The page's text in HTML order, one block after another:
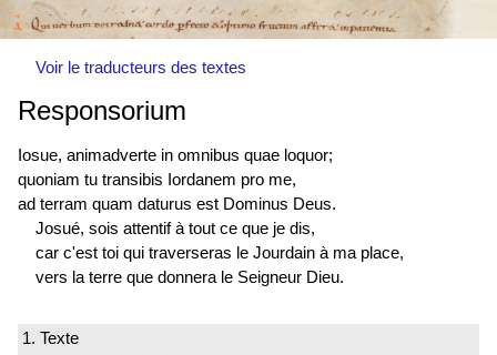
Voir le traducteurs des textes
Responsorium
Iosue, animadverte in omnibus quae loquor;
quoniam tu transibis Iordanem pro me,
ad terram quam daturus est Dominus Deus.
Josué, sois attentif à tout ce que je dis,
car c'est toi qui traverseras le Jourdain à ma place,
vers la terre que donnera le Seigneur Dieu.
1. Texte